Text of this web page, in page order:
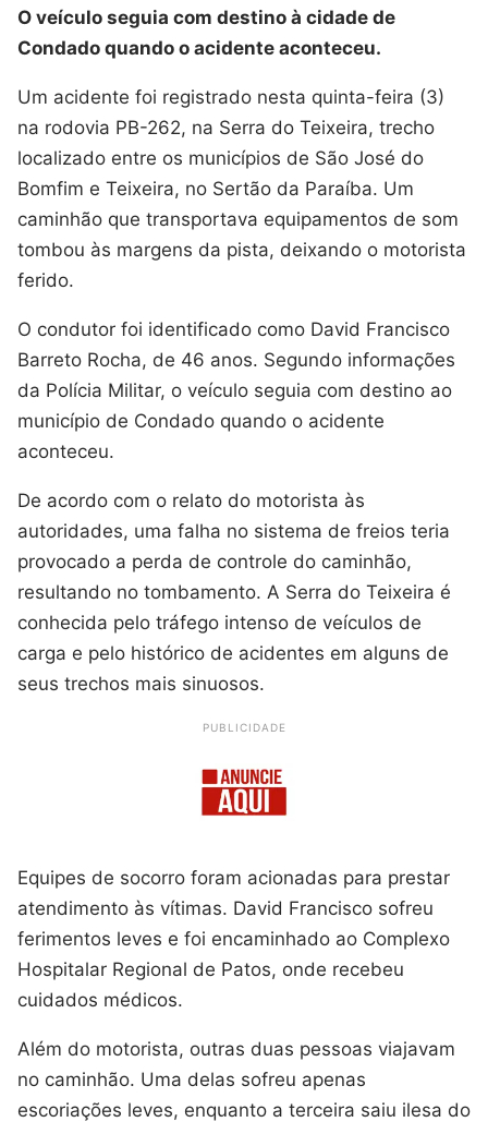
O veículo seguia com destino à cidade de
Condado quando o acidente aconteceu.
Um acidente foi registrado nesta quinta-feira (3)
na rodovia PB-262, na Serra do Teixeira, trecho
localizado entre os municípios de São José do
Bomfim e Teixeira, no Sertão da Paraíba. Um
caminhão que transportava equipamentos de som
tombou às margens da pista, deixando o motorista
ferido.
O condutor foi identificado como David Francisco
Barreto Rocha, de 46 anos. Segundo informações
da Polícia Militar, o veículo seguia com destino ao
município de Condado quando o acidente
aconteceu.
De acordo com o relato do motorista às
autoridades, uma falha no sistema de freios teria
provocado a perda de controle do caminhão,
resultando no tombamento. A Serra do Teixeira é
conhecida pelo tráfego intenso de veículos de
carga e pelo histórico de acidentes em alguns de
seus trechos mais sinuosos.
PUBLICIDADE
Equipes de socorro foram acionadas para prestar
atendimento às vítimas. David Francisco sofreu
ferimentos leves e foi encaminhado ao Complexo
Hospitalar Regional de Patos, onde recebeu
cuidados médicos.
Além do motorista, outras duas pessoas viajavam
no caminhão. Uma delas sofreu apenas
escoriações leves, enquanto a terceira saiu ilesa do